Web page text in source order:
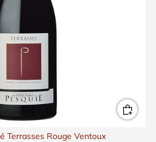
Terrasses Rouge Ventoux